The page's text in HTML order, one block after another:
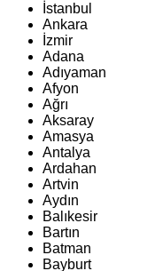
İstanbul
Ankara
İzmir
Adana
Adıyaman
Afyon
Ağrı
Aksaray
Amasya
Antalya
Ardahan
Artvin
Aydın
Balıkesir
Bartın
Batman
Bayburt